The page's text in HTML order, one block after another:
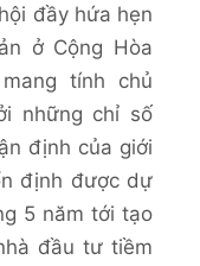
đầy hứa hẹn
ở Cộng Hòa
tính chủ
những chỉ số
định của giới
định được dự
5 năm tới tạo
đầu tư tiềm